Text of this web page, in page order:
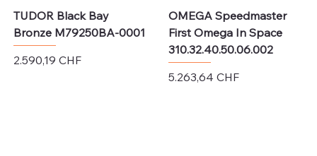
TUDOR Black Bay
Bronze M79250BA-0001
Preis
2.590,19 CHF
OMEGA Speedmaster
First Omega In Space
310.32.40.50.06.002
Preis
5.263,64 CHF